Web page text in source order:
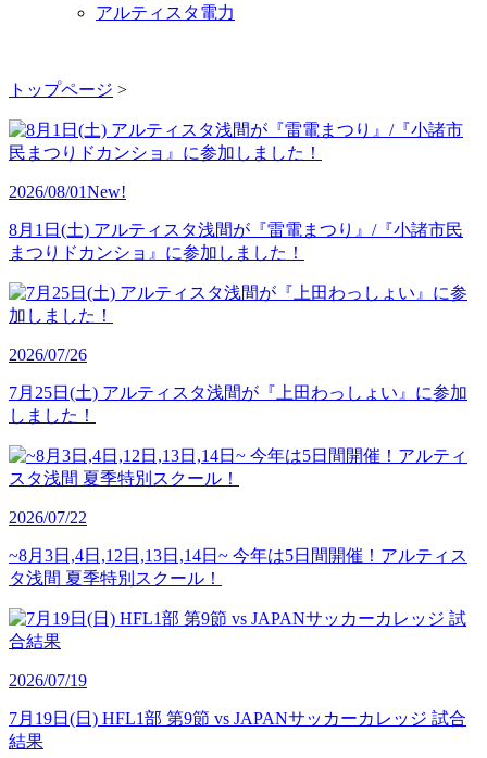
アルティスタ電力
トップページ >
2026/08/01New!
8月1日(土) アルティスタ浅間が『雷電まつり』/『小諸市民
まつりドカンショ』に参加しました！
2026/07/26
7月25日(土) アルティスタ浅間が『上田わっしょい』に参加
しました！
2026/07/22
~8月3日,4日,12日,13日,14日~ 今年は5日間開催！アルティス
タ浅間 夏季特別スクール！
2026/07/19
7月19日(日) HFL1部 第9節 vs JAPANサッカーカレッジ 試合
結果